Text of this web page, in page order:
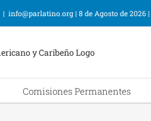
| info@parlatino.org| 8 de Agosto de 2026|
Comisiones Permanentes